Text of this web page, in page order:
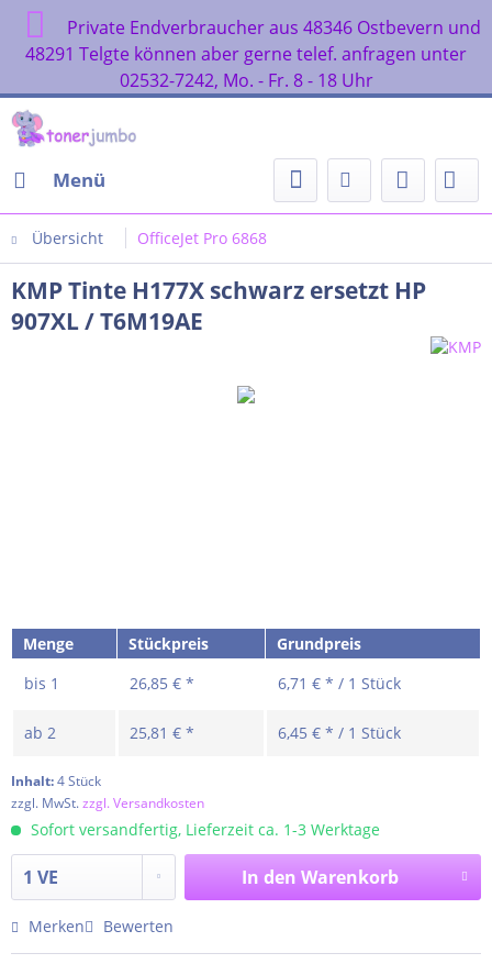
Private Endverbraucher aus 48346 Ostbevern und
48291 Telgte können aber gerne telef. anfragen unter
02532-7242, Mo. - Fr. 8 - 18 Uhr
Menü
Übersicht OfficeJet Pro 6868
KMP Tinte H177X schwarz ersetzt HP
907XL / T6M19AE
Menge Stückpreis
Grundpreis
bis 1 26,85 € * 6,71 € * / 1 Stück
ab 2 25,81 € * 6,45 € * / 1 Stück
Inhalt:4 Stück
zzgl. MwSt.zzgl. Versandkosten
Sofort versandfertig, Lieferzeit ca. 1-3 Werktage
In den Warenkorb
Merken Bewerten